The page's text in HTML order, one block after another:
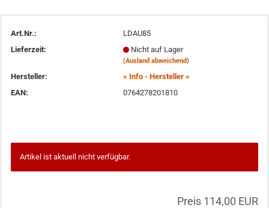
Art.Nr.:
LDAU85
Lieferzeit:
Nicht auf Lager
(Ausland abweichend)
Hersteller:
» Info - Hersteller «
EAN:
0764278201810
Artikel ist aktuell nicht verfügbar.
Preis 114,00 EUR